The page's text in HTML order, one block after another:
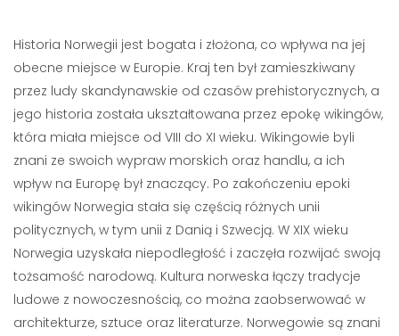
Historia Norwegii jest bogata i złożona, co wpływa na jej
obecne miejsce w Europie. Kraj ten był zamieszkiwany
przez ludy skandynawskie od czasów prehistorycznych, a
jego historia została ukształtowana przez epokę wikingów,
która miała miejsce od VIII do XI wieku. Wikingowie byli
znani ze swoich wypraw morskich oraz handlu, a ich
wpływ na Europę był znaczący. Po zakończeniu epoki
wikingów Norwegia stała się częścią różnych unii
politycznych, w tym unii z Danią i Szwecją. W XIX wieku
Norwegia uzyskała niepodległość i zaczęła rozwijać swoją
tożsamość narodową. Kultura norweska łączy tradycje
ludowe z nowoczesnością, co można zaobserwować w
architekturze, sztuce oraz literaturze. Norwegowie są znani